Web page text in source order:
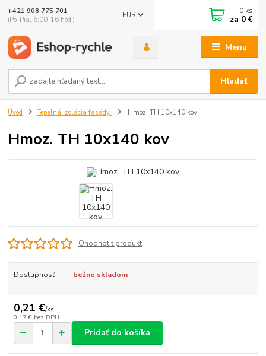
Menu
EUR
Hľadať
+421 908 775 701
(Po-Pia, 6:00-16 hod.)
0 ks
za 0 €
Úvod Tepelná izolácia fasády Hmoz. TH 10x140 kov
Hmoz. TH 10x140 kov
Ohodnotiť produkt
Dostupnosť bežne skladom
0,21 €/ks
0,17 € bez DPH
Pridať do košíka